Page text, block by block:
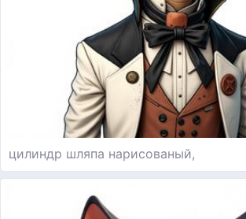
цилиндр шляпа нарисованый,